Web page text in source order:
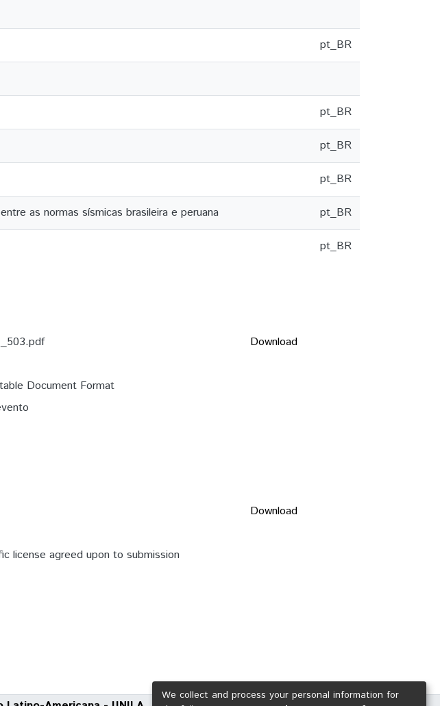
pt_BR
pt_BR
pt_BR
pt_BR
as normas sísmicas brasileira e peruana pt_BR
pt_BR
Document Format
Download
license agreed upon to submission
Download
We collect and process your personal information for